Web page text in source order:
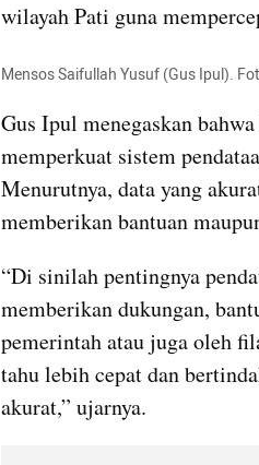
wilayah Pati guna
Mensos Saifullah Yusuf (Gus Ipul).
Gus Ipul menegaskan
memperkuat sistem
Menurutnya, data yang
memberikan bantuan
“Di sinilah pentingnya
memberikan dukungan,
pemerintah atau juga oleh
tahu lebih cepat dan
akurat,” ujarnya.